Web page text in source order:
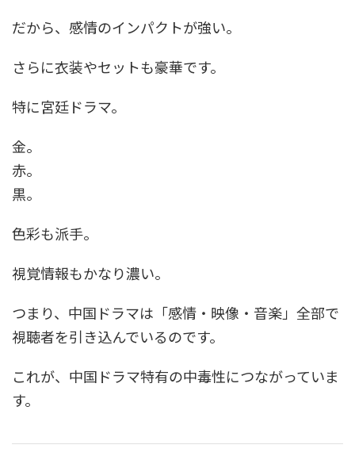
だから、感情のインパクトが強い。
さらに衣装やセットも豪華です。
特に宮廷ドラマ。
金。
赤。
黒。
色彩も派手。
視覚情報もかなり濃い。
つまり、中国ドラマは「感情・映像・音楽」全部で
視聴者を引き込んでいるのです。
これが、中国ドラマ特有の中毒性につながっていま
す。